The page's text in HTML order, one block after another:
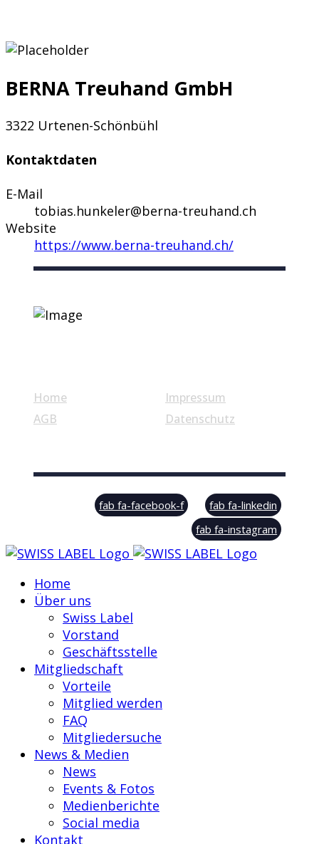
BERNA Treuhand GmbH
3322 Urtenen-Schönbühl
Kontaktdaten
E-Mail
tobias.hunkeler@berna-treuhand.ch
Website
https://www.berna-treuhand.ch/
Home
AGB
Impressum
Datenschutz
© Swiss Label, All rights reserved
fab fa-facebook-f
fab fa-linkedin
fab fa-instagram
Home
Über uns
Swiss Label
Vorstand
Geschäftsstelle
Mitgliedschaft
Vorteile
Mitglied werden
FAQ
Mitgliedersuche
News & Medien
News
Events & Fotos
Medienberichte
Social media
Kontakt